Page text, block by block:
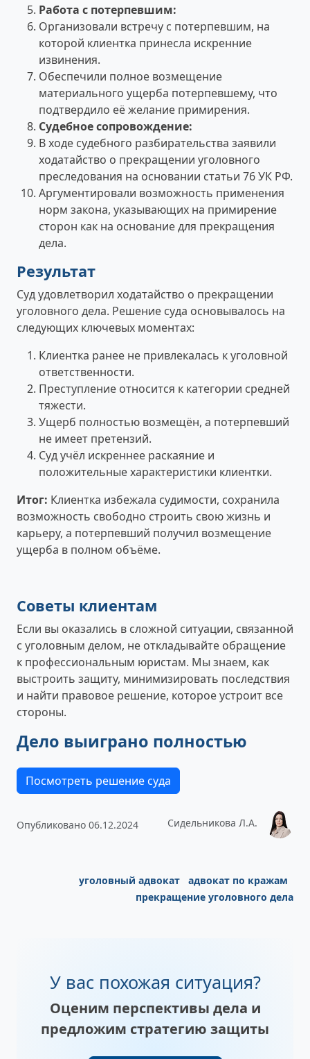
Работа с потерпевшим:
Организовали встречу с потерпевшим, на
которой клиентка принесла искренние
извинения.
Обеспечили полное возмещение
материального ущерба потерпевшему, что
подтвердило её желание примирения.
Судебное сопровождение:
В ходе судебного разбирательства заявили
ходатайство о прекращении уголовного
преследования на основании статьи 76 УК РФ.
Аргументировали возможность применения
норм закона, указывающих на примирение
сторон как на основание для прекращения
дела.
Результат
Суд удовлетворил ходатайство о прекращении
уголовного дела. Решение суда основывалось на
следующих ключевых моментах:
Клиентка ранее не привлекалась к уголовной
ответственности.
Преступление относится к категории средней
тяжести.
Ущерб полностью возмещён, а потерпевший
не имеет претензий.
Суд учёл искреннее раскаяние и
положительные характеристики клиентки.
Итог: Клиентка избежала судимости, сохранила
возможность свободно строить свою жизнь и
карьеру, а потерпевший получил возмещение
ущерба в полном объёме.
Советы клиентам
Если вы оказались в сложной ситуации, связанной
с уголовным делом, не откладывайте обращение
к профессиональным юристам. Мы знаем, как
выстроить защиту, минимизировать последствия
и найти правовое решение, которое устроит все
стороны.
Дело выиграно полностью
Посмотреть решение суда
Опубликовано 06.12.2024 Сидельникова Л.А.
уголовный адвокат
адвокат по кражам
прекращение уголовного дела
У вас похожая ситуация?
Оценим перспективы дела и
предложим стратегию защиты